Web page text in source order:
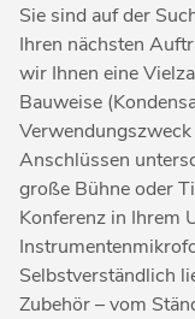
Sie sind auf der
Ihren nächsten
wir Ihnen eine
Bauweise
Anschlüssen
große Bühne oder
Konferenz in Ihrem
Selbstverständlich
Zubehör – vom